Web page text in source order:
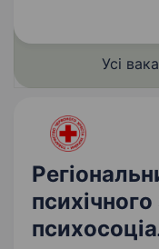
правил
Усі